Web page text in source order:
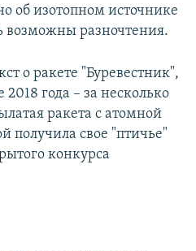
об изотопном источнике
возможны разночтения.
о ракете "Буревестник",
года – за несколько
ракета с атомной
получила свое "птичье"
конкурса